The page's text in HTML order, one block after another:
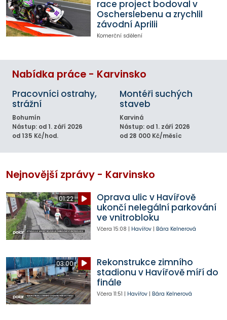
race project bodoval v
Oscherslebenu a zrychlil
závodní Aprilii
Komerční sdělení
Nabídka práce - Karvinsko
Pracovníci ostrahy,
strážní
Bohumín
Nástup: od 1. září 2026
od 135 Kč/hod.
Montéři suchých
staveb
Karviná
Nástup: od 1. září 2026
od 28 000 Kč/měsíc
Nejnovější zprávy - Karvinsko
01:22
Oprava ulic v Havířově
ukončí nelegální parkování
ve vnitrobloku
Včera 15:08 | Havířov| Bára Kelnerová
03:00
Rekonstrukce zimního
stadionu v Havířově míří do
finále
Včera 11:51 | Havířov| Bára Kelnerová